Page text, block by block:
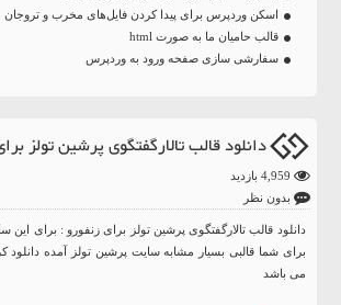
اسکن وردپرس برای پیدا کردن فایل‌های مخرب و تروجان
قالب حامیان ما به صورت html
سفارشی سازی صفحه ورود به وردپرس
دانلود قالب تالارگفتگوی پرشین تولز
بدون نظر
دانلود قالب تالارگفتگوی پرشین تولز برای زنفورو : برای
برای شما قالبی بسیار مشابه سایت پرشین تولز آمده دانلود
می باشد